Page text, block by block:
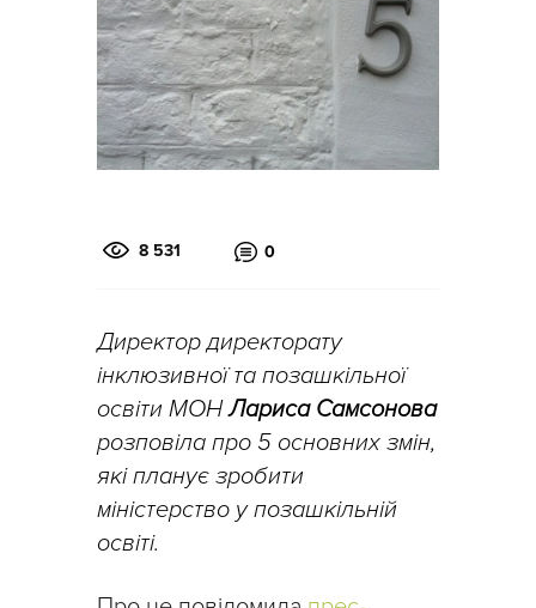
8 531 0
Директор директорату
інклюзивної та позашкільної
освіти МОНЛариса Самсонова
розповіла про 5 основних змін,
які планує зробити
міністерство у позашкільній
освіті.